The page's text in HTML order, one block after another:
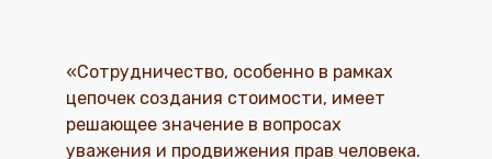
«Сотрудничество, особенно в рамках
цепочек создания стоимости, имеет
решающее значение в вопросах
уважения и продвижения прав человека.